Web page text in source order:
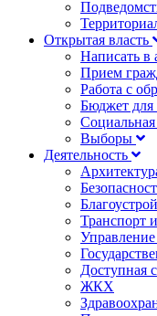
Открытая власть
Написать в
Прием
Работа с
Бюджет для
Выборы
Деятельность
Транспорт
Доступная
ЖКХ